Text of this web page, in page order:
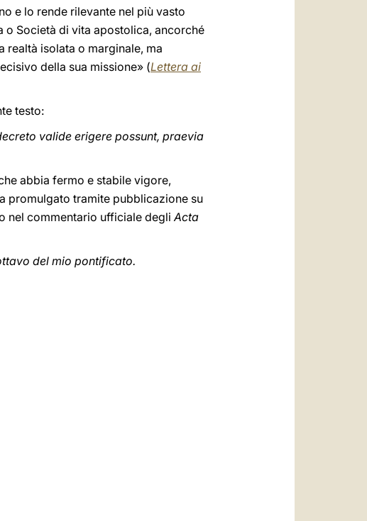
e lo rende rilevante nel più vasto
o Società di vita apostolica, ancorché
realtà isolata o marginale, ma
della sua missione» (Lettera ai
testo:
valide erigere possunt, praevia
abbia fermo e stabile vigore,
promulgato tramite pubblicazione su
nel commentario ufficiale degliActa
del mio pontificato.